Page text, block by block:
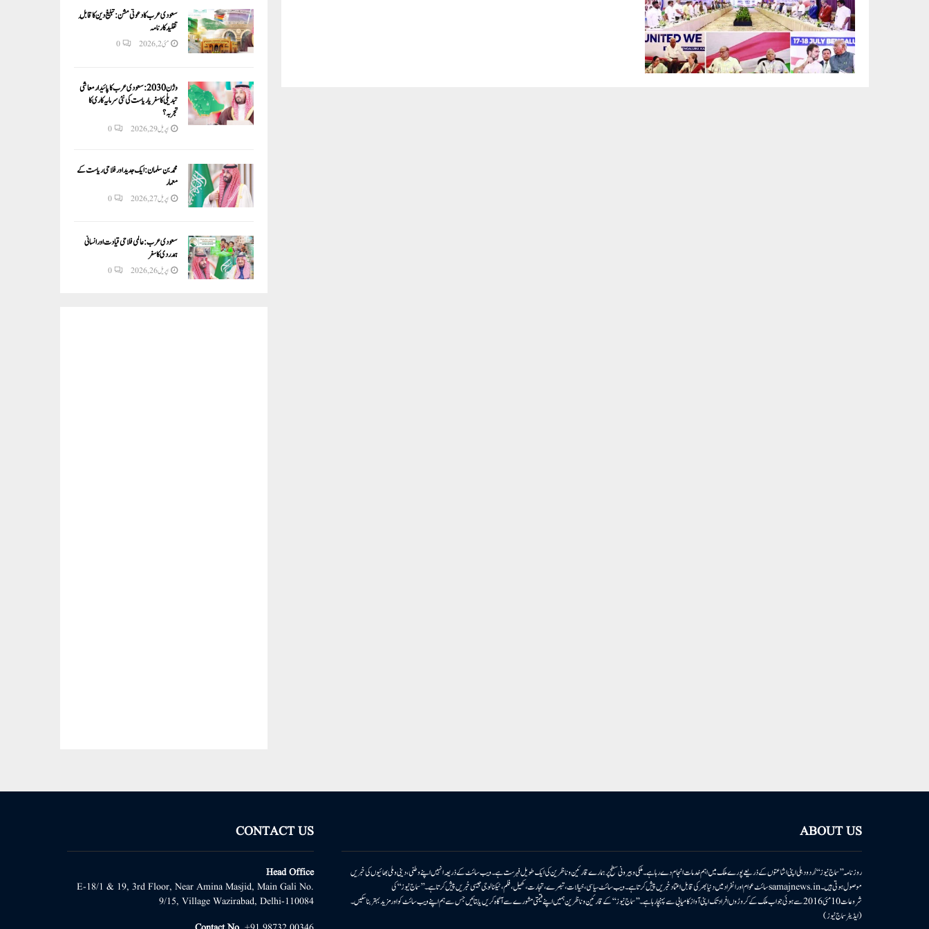
سعودی عرب کا دعوتی مشن: تبلیغ دین کا قابلِ
تقلید کارنامہ
مئی 2, 2026 0
وژن 2030:سعودی عرب کا پائیدار معاشی
تبدیلی کا سفر یا ریاست کی نئی سرمایہ کاری کا
تجربہ؟
اپریل 29, 2026 0
محمد بن سلمان: ایک جدید اور فلاحی ریاست کے
معمار
اپریل 27, 2026 0
سعودی عرب: عالمی فلاحی قیادت اور انسانی
ہمدردی کا سفر
اپریل 26, 2026 0
ABOUT US
روزنامہ ’’سماج نیوز‘‘ اُردو دہلی اپنی اشاعتوں کے ذریعے پورے ملک میں اہم خدمات انجام دے رہا ہے۔ ملکی وبیرونی سطح پر ہمارے قارئین وناظرین کی ایک طویل فہرست ہے۔ ویب سائٹ کے ذریعہ انہیں اپنے وطنی، دینی وملی بھائیوں کی خبریں
موصول ہوتی ہیں۔samajnews.inسائٹ عوام اور انفراد میں دنیا بھر کی قابل اعتماد خبریں پیش کرتا ہے۔ ویب سائٹ سیاسی، خیالات، تبصرے، تجارت، کھیل، فلم، ٹیکنالوجی جیسی خبریں پیش کرتا ہے۔ ’’سماج نیوز‘‘ کی
شروعات 10مئی 2016 سے ہوئی جو اب ملک کے کروڑوں افراد تک اپنی آواز کامیابی سے پہنچا رہا ہے۔ ’’سماج نیوز‘‘ کے قارئین وناظرین ہمیں اپنے قیمتی مشورے سے آگاہ کریں یا بتائیں جس سے ہم اپنے ویب سائٹ کو اور مزید بہتر بناسکیں۔
(ایڈیٹر سماج نیوز)
CONTACT US
Head Office
E-18/1 & 19, 3rd Floor, Near Amina Masjid, Main Gali No.
9/15, Village Wazirabad, Delhi-110084